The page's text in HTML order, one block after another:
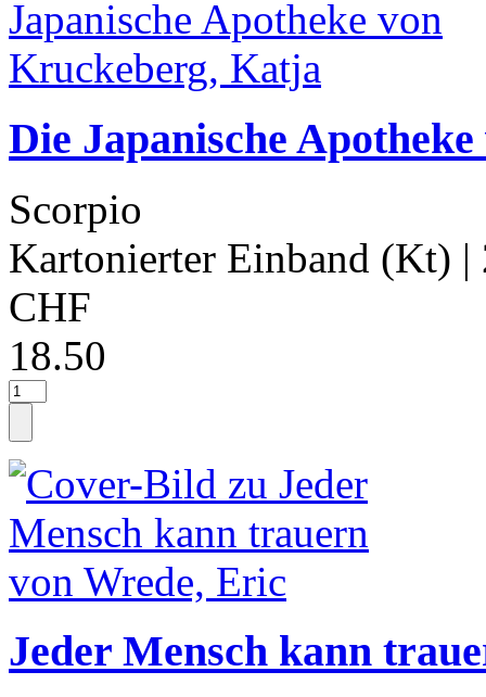
Die Japanische
Scorpio
Kartonierter Einband (Kt) |
CHF
18.50
Jeder Mensch kann